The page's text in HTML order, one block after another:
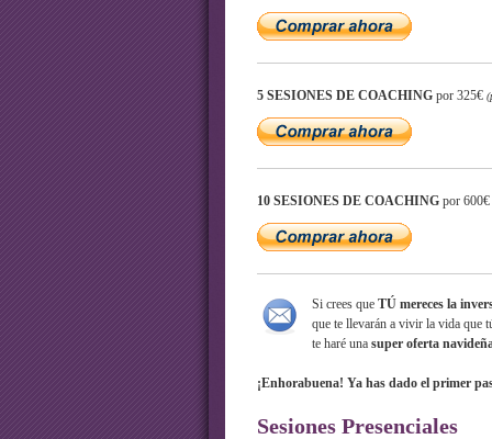
5 SESIONES DE COACHINGpor 325€
10 SESIONES DE COACHINGpor 600€
Si crees que TÚ mereces la
que te llevarán a vivir la vida que
te haré una super oferta
¡Enhorabuena! Ya has dado el primer
Sesiones Presenciales